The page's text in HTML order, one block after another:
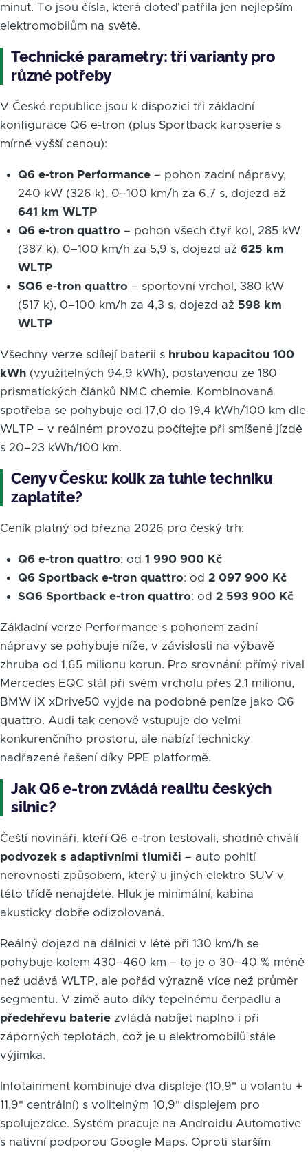
minut. To jsou čísla, která doteď patřila jen nejlepším
elektromobilům na světě.
Technické parametry: tři varianty pro
různé potřeby
V České republice jsou k dispozici tři základní
konfigurace Q6 e-tron (plus Sportback karoserie s
mírně vyšší cenou):
Q6 e-tron Performance– pohon zadní nápravy,
240 kW (326 k), 0–100 km/h za 6,7 s, dojezd až
641 km WLTP
Q6 e-tron quattro– pohon všech čtyř kol, 285 kW
(387 k), 0–100 km/h za 5,9 s, dojezd až 625 km
WLTP
SQ6 e-tron quattro– sportovní vrchol, 380 kW
(517 k), 0–100 km/h za 4,3 s, dojezd až 598 km
WLTP
Všechny verze sdílejí baterii s hrubou kapacitou 100
kWh (využitelných 94,9 kWh), postavenou ze 180
prismatických článků NMC chemie. Kombinovaná
spotřeba se pohybuje od 17,0 do 19,4 kWh/100 km dle
WLTP – v reálném provozu počítejte při smíšené jízdě
s 20–23 kWh/100 km.
Ceny v Česku: kolik za tuhle techniku
zaplatíte?
Ceník platný od března 2026 pro český trh:
Q6 e-tron quattro: od 1 990 900 Kč
Q6 Sportback e-tron quattro: od 2 097 900 Kč
SQ6 Sportback e-tron quattro: od 2 593 900 Kč
Základní verze Performance s pohonem zadní
nápravy se pohybuje níže, v závislosti na výbavě
zhruba od 1,65 milionu korun. Pro srovnání: přímý rival
Mercedes EQC stál při svém vrcholu přes 2,1 milionu,
BMW iX xDrive50 vyjde na podobné peníze jako Q6
quattro. Audi tak cenově vstupuje do velmi
konkurenčního prostoru, ale nabízí technicky
nadřazené řešení díky PPE platformě.
Jak Q6 e-tron zvládá realitu českých
silnic?
Čeští novináři, kteří Q6 e-tron testovali, shodně chválí
podvozek s adaptivními tlumiči – auto pohltí
nerovnosti způsobem, který u jiných elektro SUV v
této třídě nenajdete. Hluk je minimální, kabina
akusticky dobře odizolovaná.
Reálný dojezd na dálnici v létě při 130 km/h se
pohybuje kolem 430–460 km – to je o 30–40 % méně
než udává WLTP, ale pořád výrazně více než průměr
segmentu. V zimě auto díky tepelnému čerpadlu a
předehřevu baterie zvládá nabíjet naplno i při
záporných teplotách, což je u elektromobilů stále
výjimka.
Infotainment kombinuje dva displeje (10,9" u volantu +
11,9" centrální) s volitelným 10,9" displejem pro
spolujezdce. Systém pracuje na Androidu Automotive
s nativní podporou Google Maps. Oproti starším